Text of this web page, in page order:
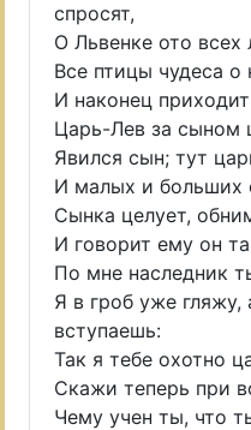
спросят,
О Львенке ото
Все птицы чудеса о
И наконец
Царь-Лев за сыном
Явился сын; тут
И малых и больших
Сынка целует,
И говорит ему он
По мне наследник
Я в гроб уже
вступаешь:
Так я тебе охотно
Скажи теперь при
Чему учен ты, что